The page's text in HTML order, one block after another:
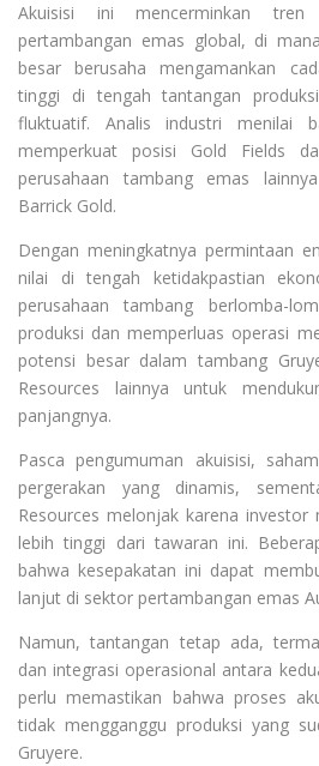
Akuisisi ini mencerminkan
pertambangan emas global, di
besar berusaha mengamankan
tinggi di tengah tantangan
fluktuatif. Analis industri menilai
memperkuat posisi Gold Fields
perusahaan tambang emas
Barrick Gold.
Dengan meningkatnya permintaan
nilai di tengah ketidakpastian
perusahaan tambang berlomba-
produksi dan memperluas operasi
potensi besar dalam tambang
Resources lainnya untuk
panjangnya.
Pasca pengumuman akuisisi,
pergerakan yang dinamis,
Resources melonjak karena
lebih tinggi dari tawaran ini.
bahwa kesepakatan ini dapat
lanjut di sektor pertambangan emas
Namun, tantangan tetap ada,
dan integrasi operasional antara
perlu memastikan bahwa proses
tidak mengganggu produksi yang
Gruyere.